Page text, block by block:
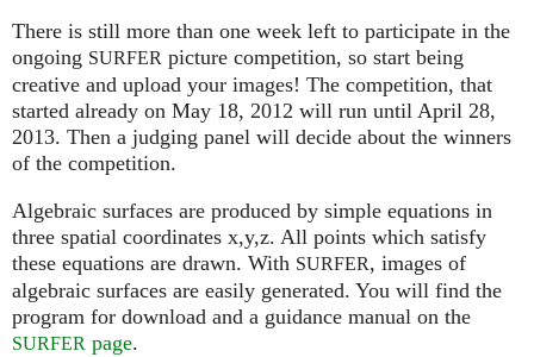
There is still more than one week left to participate in the
ongoing SURFER picture competition, so start being
creative and upload your images! The competition, that
started already on May 18, 2012 will run until April 28,
2013. Then a judging panel will decide about the winners
of the competition.
Algebraic surfaces are produced by simple equations in
three spatial coordinates x,y,z. All points which satisfy
these equations are drawn. With SURFER, images of
algebraic surfaces are easily generated. You will find the
program for download and a guidance manual on the
SURFER page.